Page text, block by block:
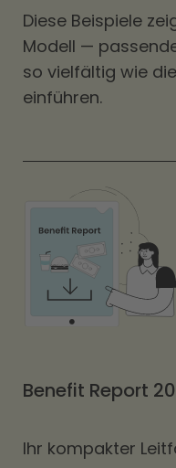
Diese Beispiele
Modell —
so vielfältig wie
einführen.
Benefit Report
Ihr kompakter